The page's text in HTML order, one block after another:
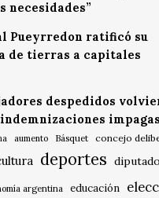
necesidades”
Pueyrredon ratificó su
de tierras a capitales
despedidos
impagas
aumento Básquet concejo
deportes
argentina educación